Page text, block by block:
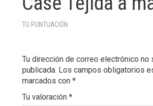
Tu dirección de correo electrónico no
publicada. Los campos obligatorios
marcados con *
TU PUNTUACIÓN
Tu valoración *